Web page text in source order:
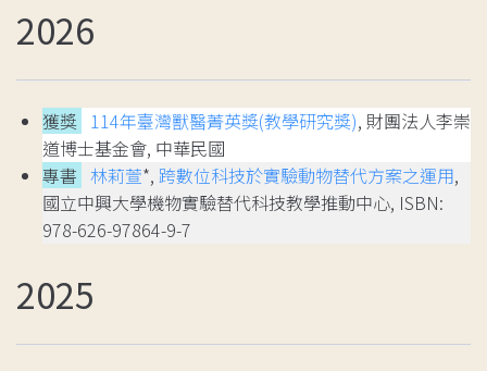
2026
獲獎 114年臺灣獸醫菁英獎(教學研究獎), 財團法人李崇
道博士基金會, 中華民國
專書 林莉萱*, 跨數位科技於實驗動物替代方案之運用,
國立中興大學機物實驗替代科技教學推動中心, ISBN:
978-626-97864-9-7
2025